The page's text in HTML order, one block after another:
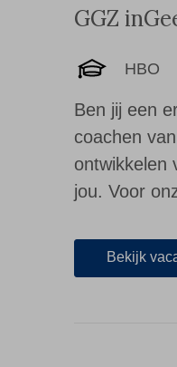
GGZ
HBO
Ben jij een
coachen
ontwikkelen
jou. Voor
Bekijk